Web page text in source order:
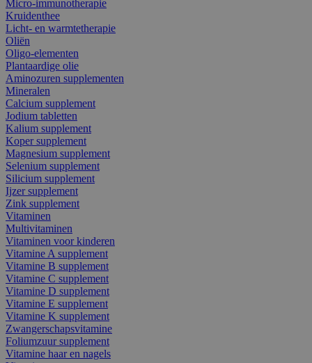
Micro-immunotherapie
Kruidenthee
Licht- en warmtetherapie
Oliën
Oligo-elementen
Plantaardige olie
Aminozuren supplementen
Mineralen
Calcium supplement
Jodium tabletten
Kalium supplement
Koper supplement
Magnesium supplement
Selenium supplement
Silicium supplement
Ijzer supplement
Zink supplement
Vitaminen
Multivitaminen
Vitaminen voor kinderen
Vitamine A supplement
Vitamine B supplement
Vitamine C supplement
Vitamine D supplement
Vitamine E supplement
Vitamine K supplement
Zwangerschapsvitamine
Foliumzuur supplement
Vitamine haar en nagels